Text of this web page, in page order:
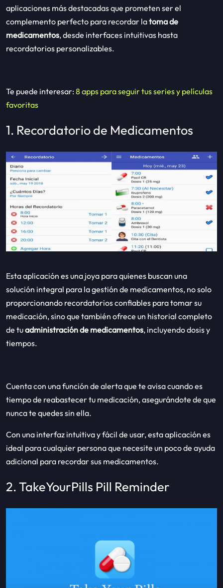
aplicaciones más destacadas que prometen ser el
complemento perfecto para recordar latoma de
medicamentos, desde interfaces intuitivas hasta
recordatorios personalizables.
Te puede interesar: 8 apps para seguir tus series y películas
favoritas
1. Recordatorio de Medicamentos
Esta aplicación es una joya para quienes buscan una
solución integral para la gestión de medicamentos, no solo
proporcionando recordatorios confiables para tomar su
medicación, sino que también ofrece un historial completo
de tuadministración de medicamentos, incluyendo dosis y
tiempos.
Cuenta con una función de alerta que te avisa cuando es
tiempo de reabastecer tu medicación, asegurándote de que
nunca te quedes sin ella.
Con una interfaz intuitiva y fácil de usar, esta aplicación es
ideal para cualquier persona que necesite un poco de ayuda
adicional para recordar sus medicamentos.
2. TakeYourPills Pill Reminder